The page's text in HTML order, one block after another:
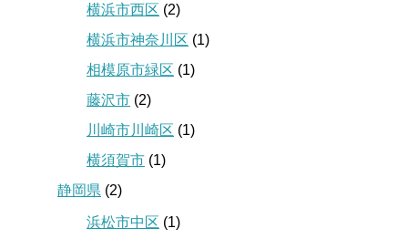
横浜市西区 (2)
横浜市神奈川区 (1)
相模原市緑区 (1)
藤沢市 (2)
川崎市川崎区 (1)
横須賀市 (1)
静岡県 (2)
浜松市中区 (1)